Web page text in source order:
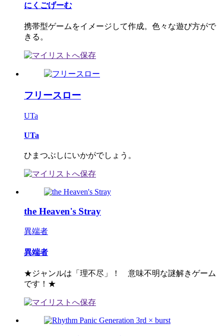
にくごげーむ
携帯型ゲームをイメージして作成。色々な遊び方がで
きる。
フリースロー
UTa
UTa
ひまつぶしにいかがでしょう。
the Heaven's Stray
異端者
異端者
★ジャンルは「理不尽」！ 意味不明な謎解きゲーム
です！★